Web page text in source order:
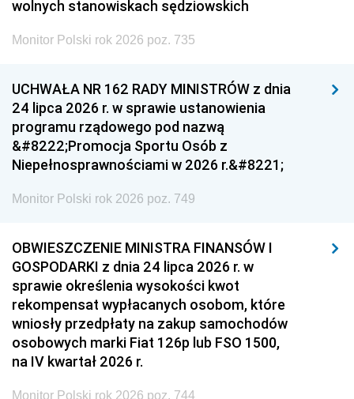
wolnych stanowiskach sędziowskich
Monitor Polski rok 2026 poz. 735
UCHWAŁA NR 162 RADY MINISTRÓW z dnia
24 lipca 2026 r. w sprawie ustanowienia
programu rządowego pod nazwą
&#8222;Promocja Sportu Osób z
Niepełnosprawnościami w 2026 r.&#8221;
Monitor Polski rok 2026 poz. 749
OBWIESZCZENIE MINISTRA FINANSÓW I
GOSPODARKI z dnia 24 lipca 2026 r. w
sprawie określenia wysokości kwot
rekompensat wypłacanych osobom, które
wniosły przedpłaty na zakup samochodów
osobowych marki Fiat 126p lub FSO 1500,
na IV kwartał 2026 r.
Monitor Polski rok 2026 poz. 744